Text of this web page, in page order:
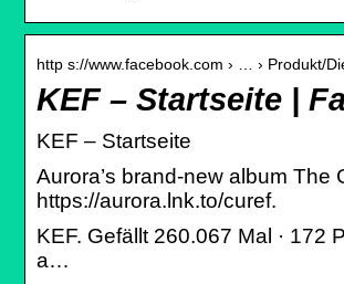
http s://www.facebook.com › … › Produkt/
KEF – Startseite |
KEF – Startseite
Aurora’s brand-new album
https://aurora.lnk.to/curef.
KEF. Gefällt 260.067 Mal ·
a…